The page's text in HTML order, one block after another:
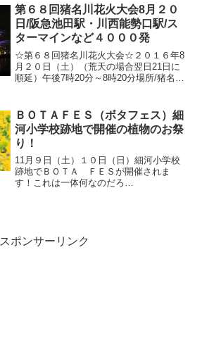
ります■トイレ あります■自販機 あり
ますアクセ...
第６８回猪名川花火大会8月２０
日/阪急池田駅・川西能勢口駅/ス
ターマインなど４０００発
☆第６８回猪名川花火大会☆２０１６年8
月２０日（土）（荒天の場合翌日21日に
順延）午後7時20分～8時20分場所/猪名川
の４０００発の花火が上がります！
★★★★★★★★...
ＢＯＴＡＦＥＳ（ボタフェス）細
河小学校跡地で開催の植物のお祭
り！
11月９日（土）１０日（日）細河小学校
跡地でＢＯＴＡ ＦＥＳが開催されま
す！これは一体何なのだろ
スポンサーリンク